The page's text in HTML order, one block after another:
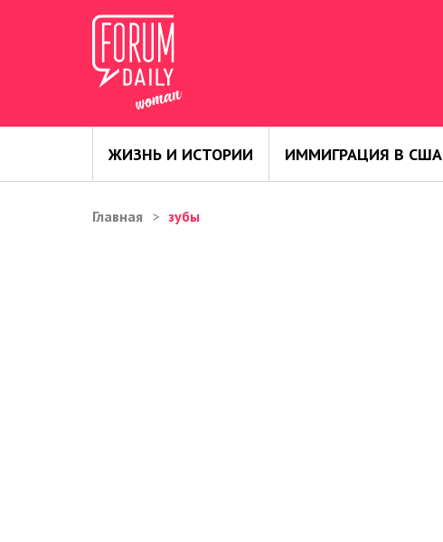
ЖИЗНЬ И ИСТОРИИ ИММИГРАЦИЯ В США
Главная зубы